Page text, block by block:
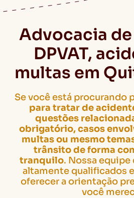
Advocacia
DPVAT,
multas em
Se você está procurando
para tratar de
questões
obrigatório, casos
multas ou mesmo
trânsito de forma
tranquilo. Nossa
altamente qualificados
oferecer a orientação
você